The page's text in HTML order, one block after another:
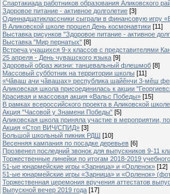
Спартакиада работников образования Аликовского
Здоровое питание - активное долголетие [3]
Одиннадцатиклассники сыграли в финансовую игру
В Аликовской школе прошел День космонавтики [11]
Выставка рисунков "Здоровое питание - активное
Выставка "Мир пернатых" [8]
Встреча учащихся 9-х классов с представителями
25 апреля - День чувашского языка [9]
Здоровый образ жизни: танцевальный флешмоб [8]
Массовый субботник на территории школы [11]
«Чăваш ачи чăвашах» республика шайĕнчи 3-мĕш
Аликовская школа присоединилась к акции
Красивая и массовая акция «Вальс Победы» [15]
В рамках всероссийского проекта в Аликовской
Акция "Часовой у Знамени Победы" [5]
Аликовская школа приняла участие в мероприятии,
Акция «Стоп ВИЧ/СПИД» [3]
Большой школьный пикник РДШ [10]
Весенняя кампания по посадке деревьев [6]
Прозвенел последний звонок для выпускников 9-11
Торжественные линейки по итогам 2018-2019
51-ые юнармейские игры «Зарница» и «Орленок» [12]
51-ые юнармейские игры «Зарница» и «Орленок»
Торжественная церемония вручения аттестатов
Выпускной вечер 2019 года [17]